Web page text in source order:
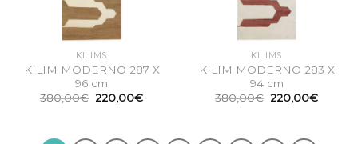
KILIMS
KILIM MODERNO 287 X
96 cm
380,00€ El
precio
380,00€.
220,00€El
220,00€.
KILIMS
KILIM MODERNO 283 X
94 cm
380,00€ El
precio
380,00€.
220,00€El